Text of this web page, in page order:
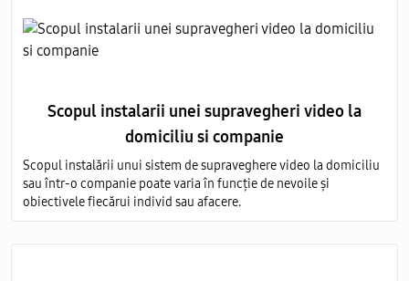
Scopul instalarii unei supravegheri video la
domiciliu si companie
Scopul instalării unui sistem de supraveghere video la domiciliu
sau într-o companie poate varia în funcție de nevoile și
obiectivele fiecărui individ sau afacere.